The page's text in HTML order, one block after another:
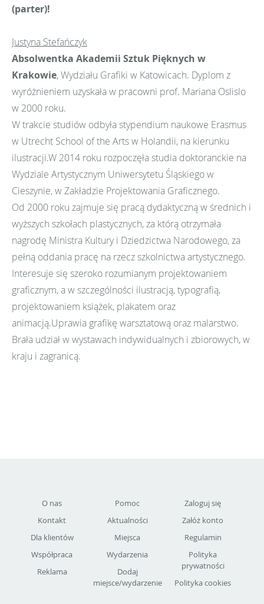
(parter)!
Justyna Stefańczyk
Absolwentka Akademii Sztuk Pięknych w
Krakowie, Wydziału Grafiki w Katowicach. Dyplom z
wyróżnieniem uzyskała w pracowni prof. Mariana Oslislo
w 2000 roku.
W trakcie studiów odbyła stypendium naukowe Erasmus
w Utrecht School of the Arts w Holandii, na kierunku
ilustracji.W 2014 roku rozpoczęła studia doktoranckie na
Wydziale Artystycznym Uniwersytetu Śląskiego w
Cieszynie, w Zakładzie Projektowania Graficznego.
Od 2000 roku zajmuje się pracą dydaktyczną w średnich i
wyższych szkołach plastycznych, za którą otrzymała
nagrodę Ministra Kultury i Dziedzictwa Narodowego, za
pełną oddania pracę na rzecz szkolnictwa artystycznego.
Interesuje się szeroko rozumianym projektowaniem
graficznym, a w szczególności ilustracją, typografią,
projektowaniem książek, plakatem oraz
animacją.Uprawia grafikę warsztatową oraz malarstwo.
Brała udział w wystawach indywidualnych i zbiorowych, w
kraju i zagranicą.
O nas
Kontakt
Dla klientów
Współpraca
Reklama
Pomoc
Aktualności
Miejsca
Wydarzenia
Dodaj
miejsce/wydarzenie
Zaloguj się
Załóż konto
Regulamin
Polityka
prywatności
Polityka cookies